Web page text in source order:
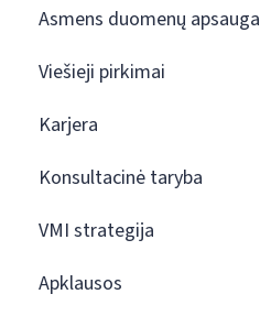
Asmens duomenų apsauga
Viešieji pirkimai
Karjera
Konsultacinė taryba
VMI strategija
Apklausos